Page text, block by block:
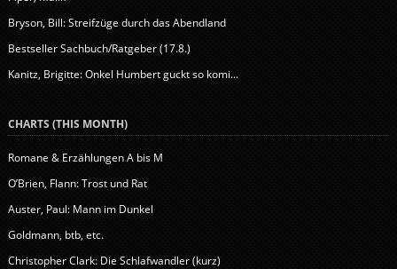
Bryson, Bill: Streifzüge durch das Abendland
Bestseller Sachbuch/Ratgeber (17.8.)
Kanitz, Brigitte: Onkel Humbert guckt so komi...
CHARTS (THIS MONTH)
Romane & Erzählungen A bis M
O’Brien, Flann: Trost und Rat
Auster, Paul: Mann im Dunkel
Goldmann, btb, etc.
Christopher Clark: Die Schlafwandler (kurz)